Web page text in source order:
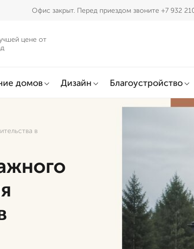
Офис закрыт. Перед приездом звоните +7 932
цене от
домов Дизайн Благоустройство
в